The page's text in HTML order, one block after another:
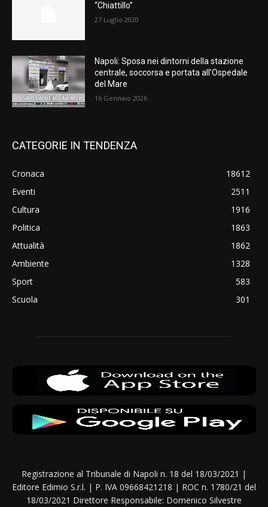
“Chiattillo”
27 Luglio 2020
Napoli: Sposa nei dintorni della stazione
centrale, soccorsa e portata all’Ospedale
del Mare
16 Gennaio 2026
CATEGORIE IN TENDENZA
Cronaca
18612
Eventi
2511
Cultura
1916
Politica
1863
Attualità
1862
Ambiente
1328
Sport
583
Scuola
301
Registrazione al Tribunale di Napoli n. 18 del 18/03/2021 |
Editore Edimio S.r.l. | P. IVA 09668421218 | ROC n. 1780/21 del
18/03/2021 Direttore Responsabile: Domenico Silvestre